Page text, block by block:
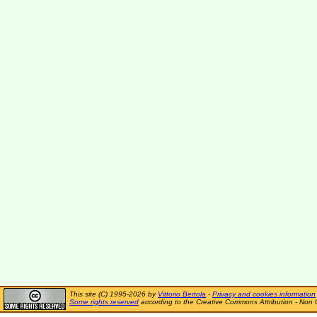
This site (C) 1995-2026 by Vittorio Bertola - Privacy and cookies information
Some rights reserved according to the Creative Commons Attribution - Non